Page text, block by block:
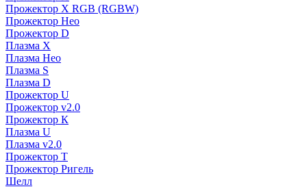
Прожектор Х RGB (RGBW)
Прожектор Нео
Прожектор D
Плазма X
Плазма Нео
Плазма S
Плазма D
Прожектор U
Прожектор v2.0
Прожектор К
Плазма U
Плазма v2.0
Прожектор Т
Прожектор Ригель
Шелл